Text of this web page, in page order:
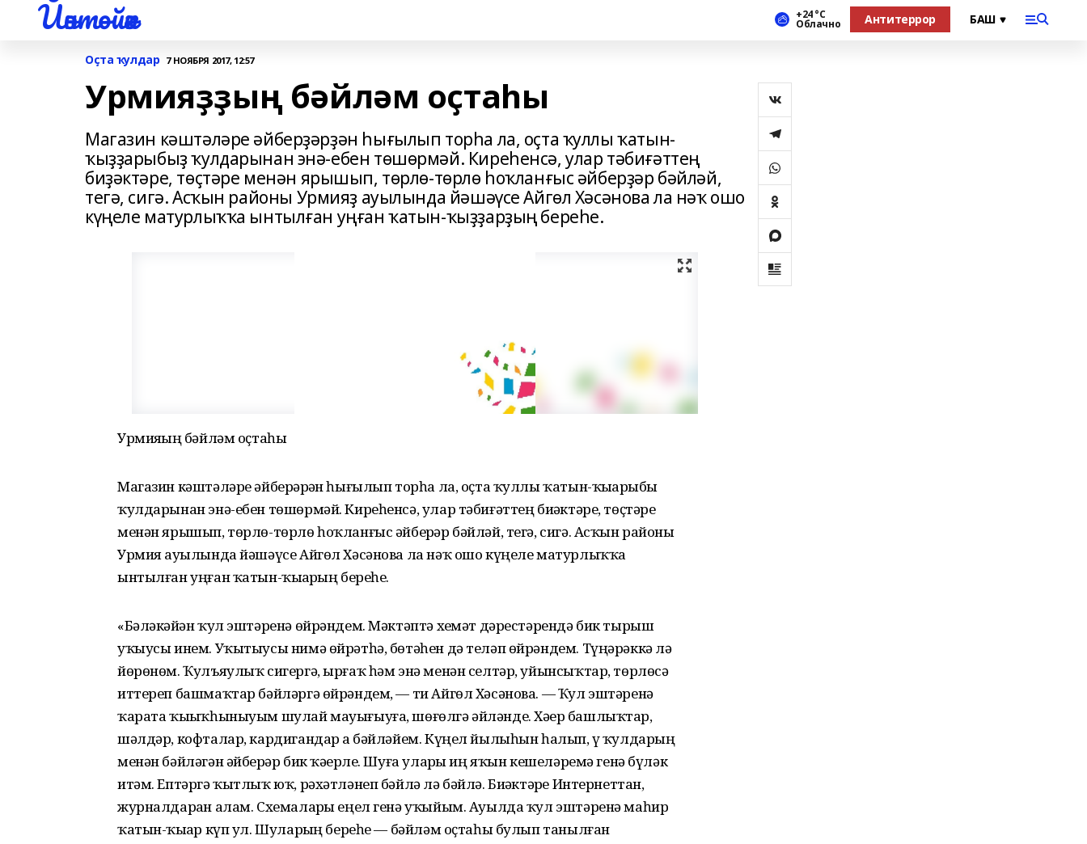
Йәнтөйәк +24 °С
Облачно Антитеррор
Оҫта ҡулдар 7 НОЯБРЯ 2017, 12:57
Урмияҙҙың бәйләм оҫтаһы
Магазин кәштәләре әйберҙәрҙән һығылып торһа ла, оҫта ҡуллы ҡатын-
ҡыҙҙарыбыҙ ҡулдарынан энә-ебен төшөрмәй. Киреһенсә, улар тәбиғәттең
биҙәктәре, төҫтәре менән ярышып, төрлө-төрлө һоҡланғыс әйберҙәр бәйләй,
тегә, сигә. Асҡын районы Урмияҙ ауылында йәшәүсе Айгөл Хәсәнова ла нәҡ ошо
күңеле матурлыҡҡа ынтылған уңған ҡатын-ҡыҙҙарҙың береһе.
Урмияҙҙың бәйләм оҫтаһы
Магазин кәштәләре әйберҙәрҙән һығылып торһа ла, оҫта ҡуллы ҡатын-ҡыҙҙарыбыҙ
ҡулдарынан энә-ебен төшөрмәй. Киреһенсә, улар тәбиғәттең биҙәктәре, төҫтәре
менән ярышып, төрлө-төрлө һоҡланғыс әйберҙәр бәйләй, тегә, сигә. Асҡын районы
Урмияҙ ауылында йәшәүсе Айгөл Хәсәнова ла нәҡ ошо күңеле матурлыҡҡа
ынтылған уңған ҡатын-ҡыҙҙарҙың береһе.
«Бәләкәйҙән ҡул эштәренә өйрәндем. Мәктәптә хеҙмәт дәрестәрендә бик тырыш
уҡыусы инем. Уҡытыусы нимә өйрәтһә, бөтәһен дә теләп өйрәндем. Түңәрәккә лә
йөрөнөм. Ҡулъяулыҡ сигергә, ырғаҡ һәм энә менән селтәр, уйынсыҡтар, төрлөсә
иттереп башмаҡтар бәйләргә өйрәндем, — ти Айгөл Хәсәнова. — Ҡул эштәренә
ҡарата ҡыҙыҡһыныуым шулай мауығыуға, шөғөлгә әйләнде. Хәҙер башлыҡтар,
шәлдәр, кофталар, кардигандар ҙа бәйләйем. Күңел йылыһын һалып, үҙ ҡулдарың
менән бәйләгән әйберҙәр бик ҡәҙерле. Шуға уларҙы иң яҡын кешеләремә генә бүләк
итәм. Ептәргә ҡытлыҡ юҡ, рәхәтләнеп бәйлә лә бәйлә. Биҙәктәрҙе Интернеттан,
журналдарҙан алам. Схемаларҙы еңел генә уҡыйым. Ауылда ҡул эштәренә маһир
ҡатын-ҡыҙҙар күп ул. Шуларҙың береһе — бәйләм оҫтаһы булып танылған